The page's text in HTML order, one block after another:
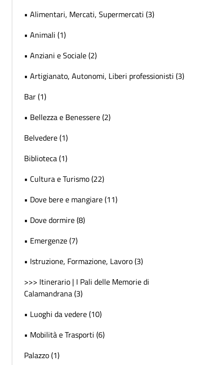
• Alimentari, Mercati, Supermercati (3)
• Animali (1)
• Anziani e Sociale (2)
• Artigianato, Autonomi, Liberi professionisti (3)
Bar (1)
• Bellezza e Benessere (2)
Belvedere (1)
Biblioteca (1)
• Cultura e Turismo (22)
• Dove bere e mangiare (11)
• Dove dormire (8)
• Emergenze (7)
• Istruzione, Formazione, Lavoro (3)
>>> Itinerario | I Pali delle Memorie di
Calamandrana (3)
• Luoghi da vedere (10)
• Mobilità e Trasporti (6)
Palazzo (1)